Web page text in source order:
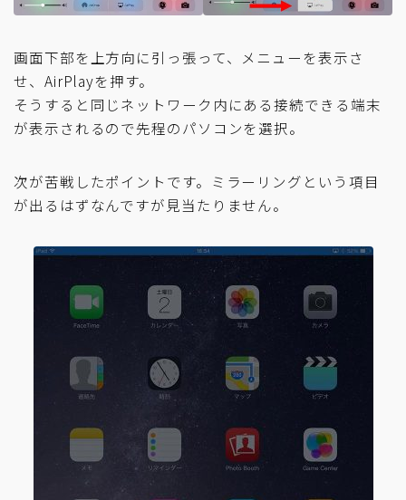
画面下部を上方向に引っ張って、メニューを表示さ
せ、AirPlayを押す。
そうすると同じネットワーク内にある接続できる端末
が表示されるので先程のパソコンを選択。
次が苦戦したポイントです。ミラーリングという項目
が出るはずなんですが見当たりません。